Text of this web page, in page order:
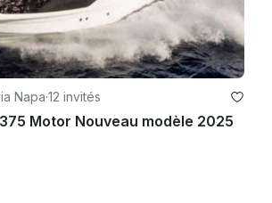
Napa·12 invités
Motor Nouveau modèle 2025